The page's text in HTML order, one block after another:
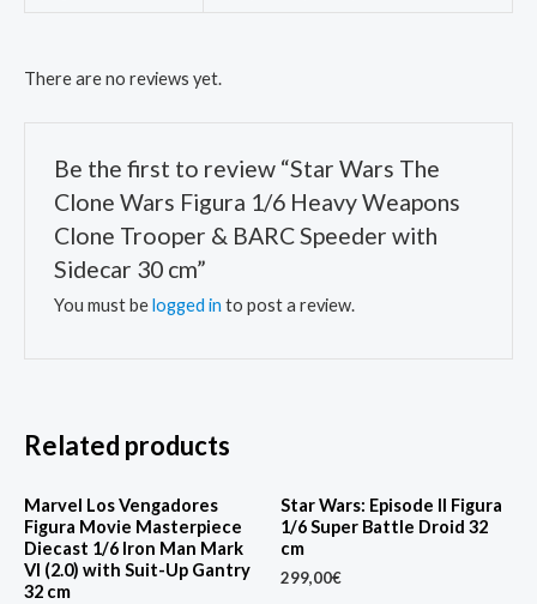
There are no reviews yet.
Be the first to review “Star Wars The
Clone Wars Figura 1/6 Heavy Weapons
Clone Trooper & BARC Speeder with
Sidecar 30 cm”
You must belogged in to post a review.
Related products
Marvel Los Vengadores
Figura Movie Masterpiece
Diecast 1/6 Iron Man Mark
VI (2.0) with Suit-Up Gantry
32 cm
Star Wars: Episode II Figura
1/6 Super Battle Droid 32
cm
299,00€